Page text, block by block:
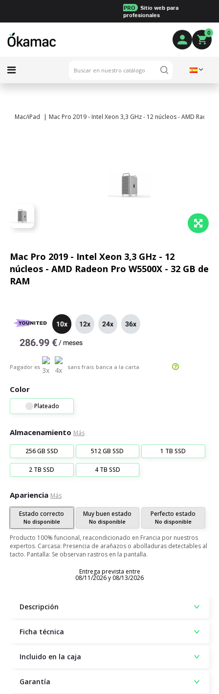
PRO
Sitio web para
profesionales
0
Mac/iPad Mac Pro 2019 - Intel Xeon 3,3 GHz - 12 núcleos - AMD
Mac Pro 2019 - Intel Xeon 3,3 GHz - 12
núcleos - AMD Radeon Pro W5500X - 32 GB de
RAM
10x 12x 24x 36x
286.99 € / meses
Pagador es sans frais banca a la carta
Color
Plateado
Almacenamiento Más
256 GB SSD 512 GB SSD 1 TB SSD
2 TB SSD 4 TB SSD
Apariencia Más
Estado correcto
No disponible
Muy buen estado
No disponible
Perfecto estado
No disponible
Producto 100% funcional, reacondicionado en Francia por nuestros
expertos. Carcasa: Presencia de arañazos o abolladuras detectables al
tacto. Pantalla: Se observan rastros en la pantalla.
Entrega prevista entre
08/11/2026 y 08/13/2026
Descripción
Ficha técnica
Incluido en la caja
Garantía